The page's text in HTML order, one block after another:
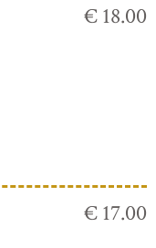
€ 18.00
€ 17.00